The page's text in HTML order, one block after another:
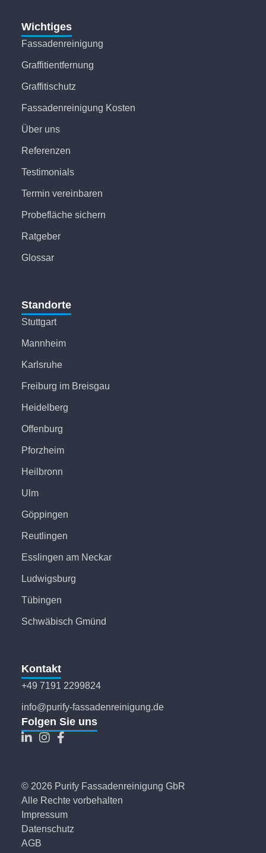
Wichtiges
Fassadenreinigung
Graffitientfernung
Graffitischutz
Fassadenreinigung Kosten
Über uns
Referenzen
Testimonials
Termin vereinbaren
Probefläche sichern
Ratgeber
Glossar
Standorte
Stuttgart
Mannheim
Karlsruhe
Freiburg im Breisgau
Heidelberg
Offenburg
Pforzheim
Heilbronn
Ulm
Göppingen
Reutlingen
Esslingen am Neckar
Ludwigsburg
Tübingen
Schwäbisch Gmünd
Kontakt
+49 7191 2299824
info@purify-fassadenreinigung.de
Folgen Sie uns
© 2026 Purify Fassadenreinigung GbR
Alle Rechte vorbehalten
Impressum
Datenschutz
AGB